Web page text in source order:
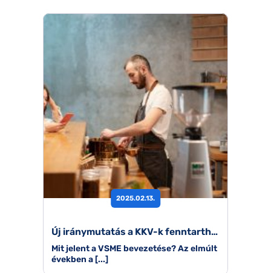
2025.02.13.
Új iránymutatás a KKV-k fenntarthatósági jelentéstételére
Mit jelent a VSME bevezetése? Az elmúlt
években a [...]